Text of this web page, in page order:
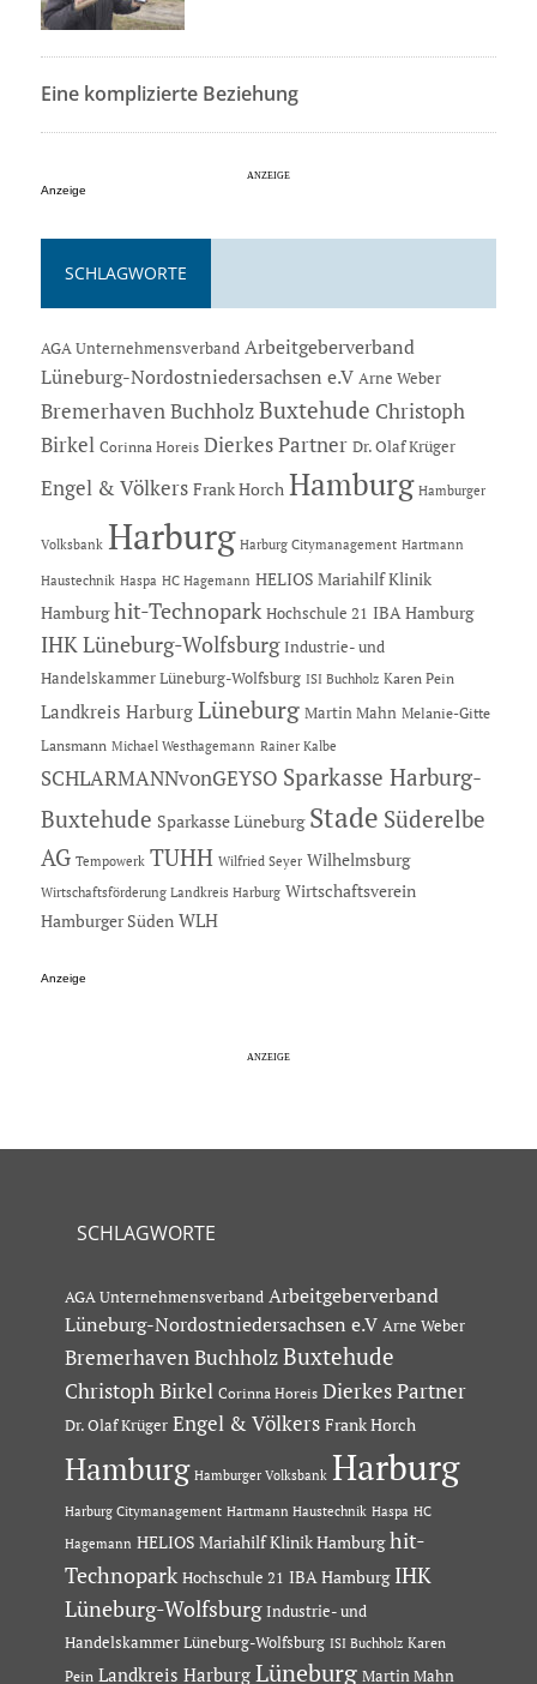
Eine komplizierte Beziehung
Anzeige
SCHLAGWORTE
AGA Unternehmensverband Arbeitgeberverband
Lüneburg-Nordostniedersachsen e.V Arne Weber
Bremerhaven Buchholz Buxtehude Christoph
Birkel Corinna Horeis Dierkes Partner Dr. Olaf Krüger
Engel & Völkers Frank Horch Hamburg Hamburger
Volksbank Harburg Harburg Citymanagement Hartmann
Haustechnik Haspa HC Hagemann HELIOS Mariahilf Klinik
Hamburg hit-Technopark Hochschule 21 IBA Hamburg
IHK Lüneburg-Wolfsburg Industrie- und
Handelskammer Lüneburg-Wolfsburg ISI Buchholz Karen Pein
Landkreis Harburg Lüneburg Martin Mahn Melanie-Gitte
Lansmann Michael Westhagemann Rainer Kalbe
SCHLARMANNvonGEYSO Sparkasse Harburg-
Buxtehude Sparkasse Lüneburg Stade Süderelbe
AG Tempowerk TUHH Wilfried Seyer Wilhelmsburg
Wirtschaftsförderung Landkreis Harburg Wirtschaftsverein
Hamburger Süden WLH
Anzeige
SCHLAGWORTE
AGA Unternehmensverband Arbeitgeberverband
Lüneburg-Nordostniedersachsen e.V Arne Weber
Bremerhaven Buchholz Buxtehude
Christoph Birkel Corinna Horeis Dierkes Partner
Dr. Olaf Krüger Engel & Völkers Frank Horch
Hamburg Hamburger Volksbank Harburg
Harburg Citymanagement Hartmann Haustechnik Haspa HC
Hagemann HELIOS Mariahilf Klinik Hamburg hit-
Technopark Hochschule 21 IBA Hamburg IHK
Lüneburg-Wolfsburg Industrie- und
Handelskammer Lüneburg-Wolfsburg ISI Buchholz Karen
Pein Landkreis Harburg Lüneburg Martin Mahn